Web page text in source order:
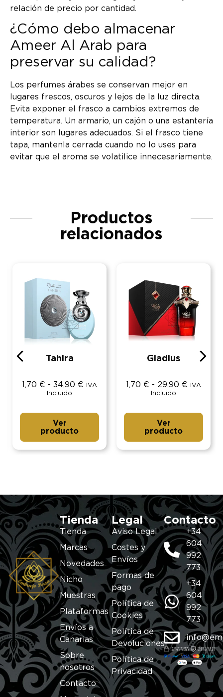
relación de precio por cantidad.
¿Cómo debo almacenar
Ameer Al Arab para
preservar su calidad?
Los perfumes árabes se conservan mejor en
lugares frescos, oscuros y lejos de la luz directa.
Evita exponer el frasco a cambios extremos de
temperatura. Un armario, un cajón o una estantería
interior son lugares adecuados. Si el frasco tiene
tapa, mantenla cerrada cuando no lo uses para
evitar que el aroma se volatilice innecesariamente.
Productos
relacionados
Tahira
1,70 € - 34,90 €
IVA
Incluido
Ver
producto
Gladius
1,70 € - 29,90 €
IVA
Incluido
Ver
producto
Tienda
Tienda
Marcas
Novedades
Nicho
Muestras
Plataformas
Envíos a
Canarias
Sobre
nosotros
Contacto
Legal
Aviso Legal
Costes y
Envíos
Formas de
pago
Política de
Cookies
Política de
Devoluciones
Política de
Privacidad
Contacto
+34
604
992
773
+34
604
992
773